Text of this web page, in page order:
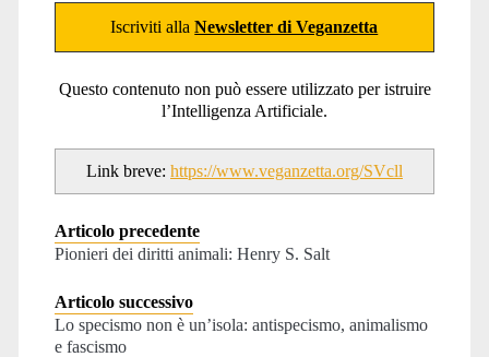
Iscriviti allaNewsletter di Veganzetta
Questo contenuto non può essere utilizzato per istruire
l’Intelligenza Artificiale.
Link breve: https://www.veganzetta.org/SVcll
Articolo precedente
Pionieri dei diritti animali: Henry S. Salt
Articolo successivo
Lo specismo non è un’isola: antispecismo, animalismo
e fascismo